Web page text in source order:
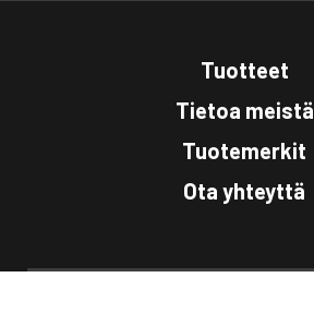
Tuotteet
Tietoa meistä
Tuotemerkit
Ota yhteyttä